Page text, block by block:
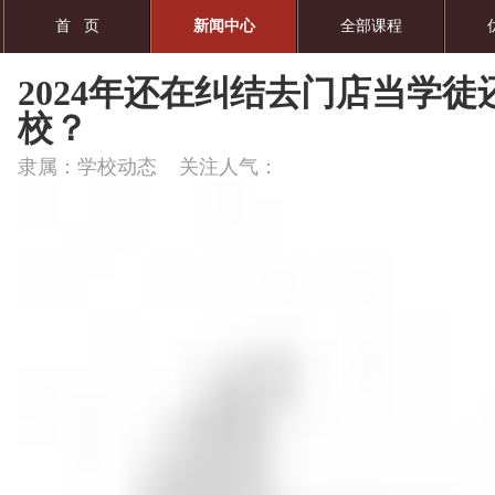
全部课程
新闻中心
首 页
2024年还在纠结去门店当学徒
校？
隶属：学校动态 关注人气：